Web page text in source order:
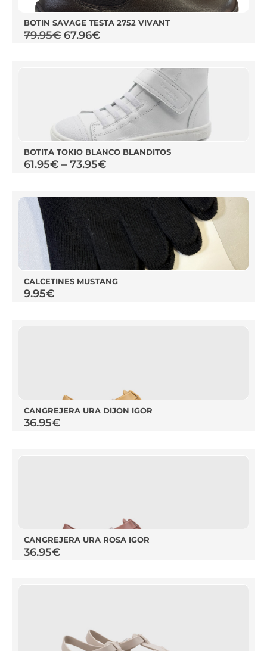
BOTIN SAVAGE TESTA 2752 VIVANT
79.95€ 67.96€
BOTITA TOKIO BLANCO BLANDITOS
61.95€ – 73.95€
CALCETINES MUSTANG
9.95€
CANGREJERA URA DIJON IGOR
36.95€
CANGREJERA URA ROSA IGOR
36.95€